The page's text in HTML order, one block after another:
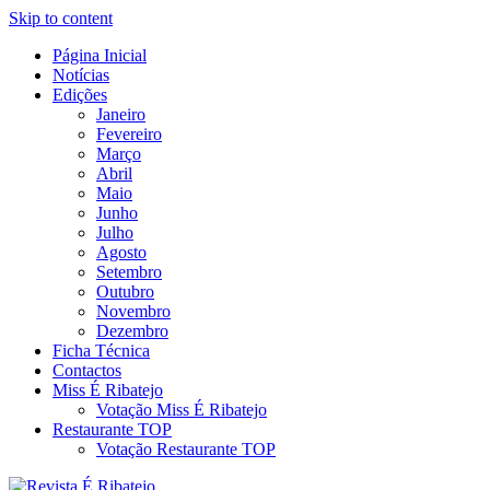
Skip to content
É Ribatejo – Revista Social
Revista Social Online
Página Inicial
Notícias
Edições
Janeiro
Fevereiro
Março
Abril
Maio
Junho
Julho
Agosto
Setembro
Outubro
Novembro
Dezembro
Ficha Técnica
Contactos
Miss É Ribatejo
Votação Miss É Ribatejo
Restaurante TOP
Votação Restaurante TOP